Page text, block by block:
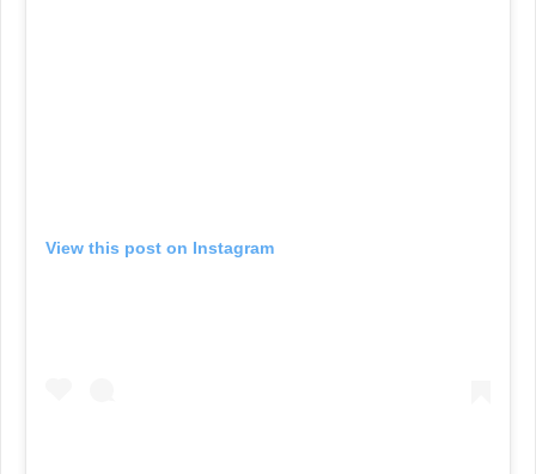
View this post on Instagram